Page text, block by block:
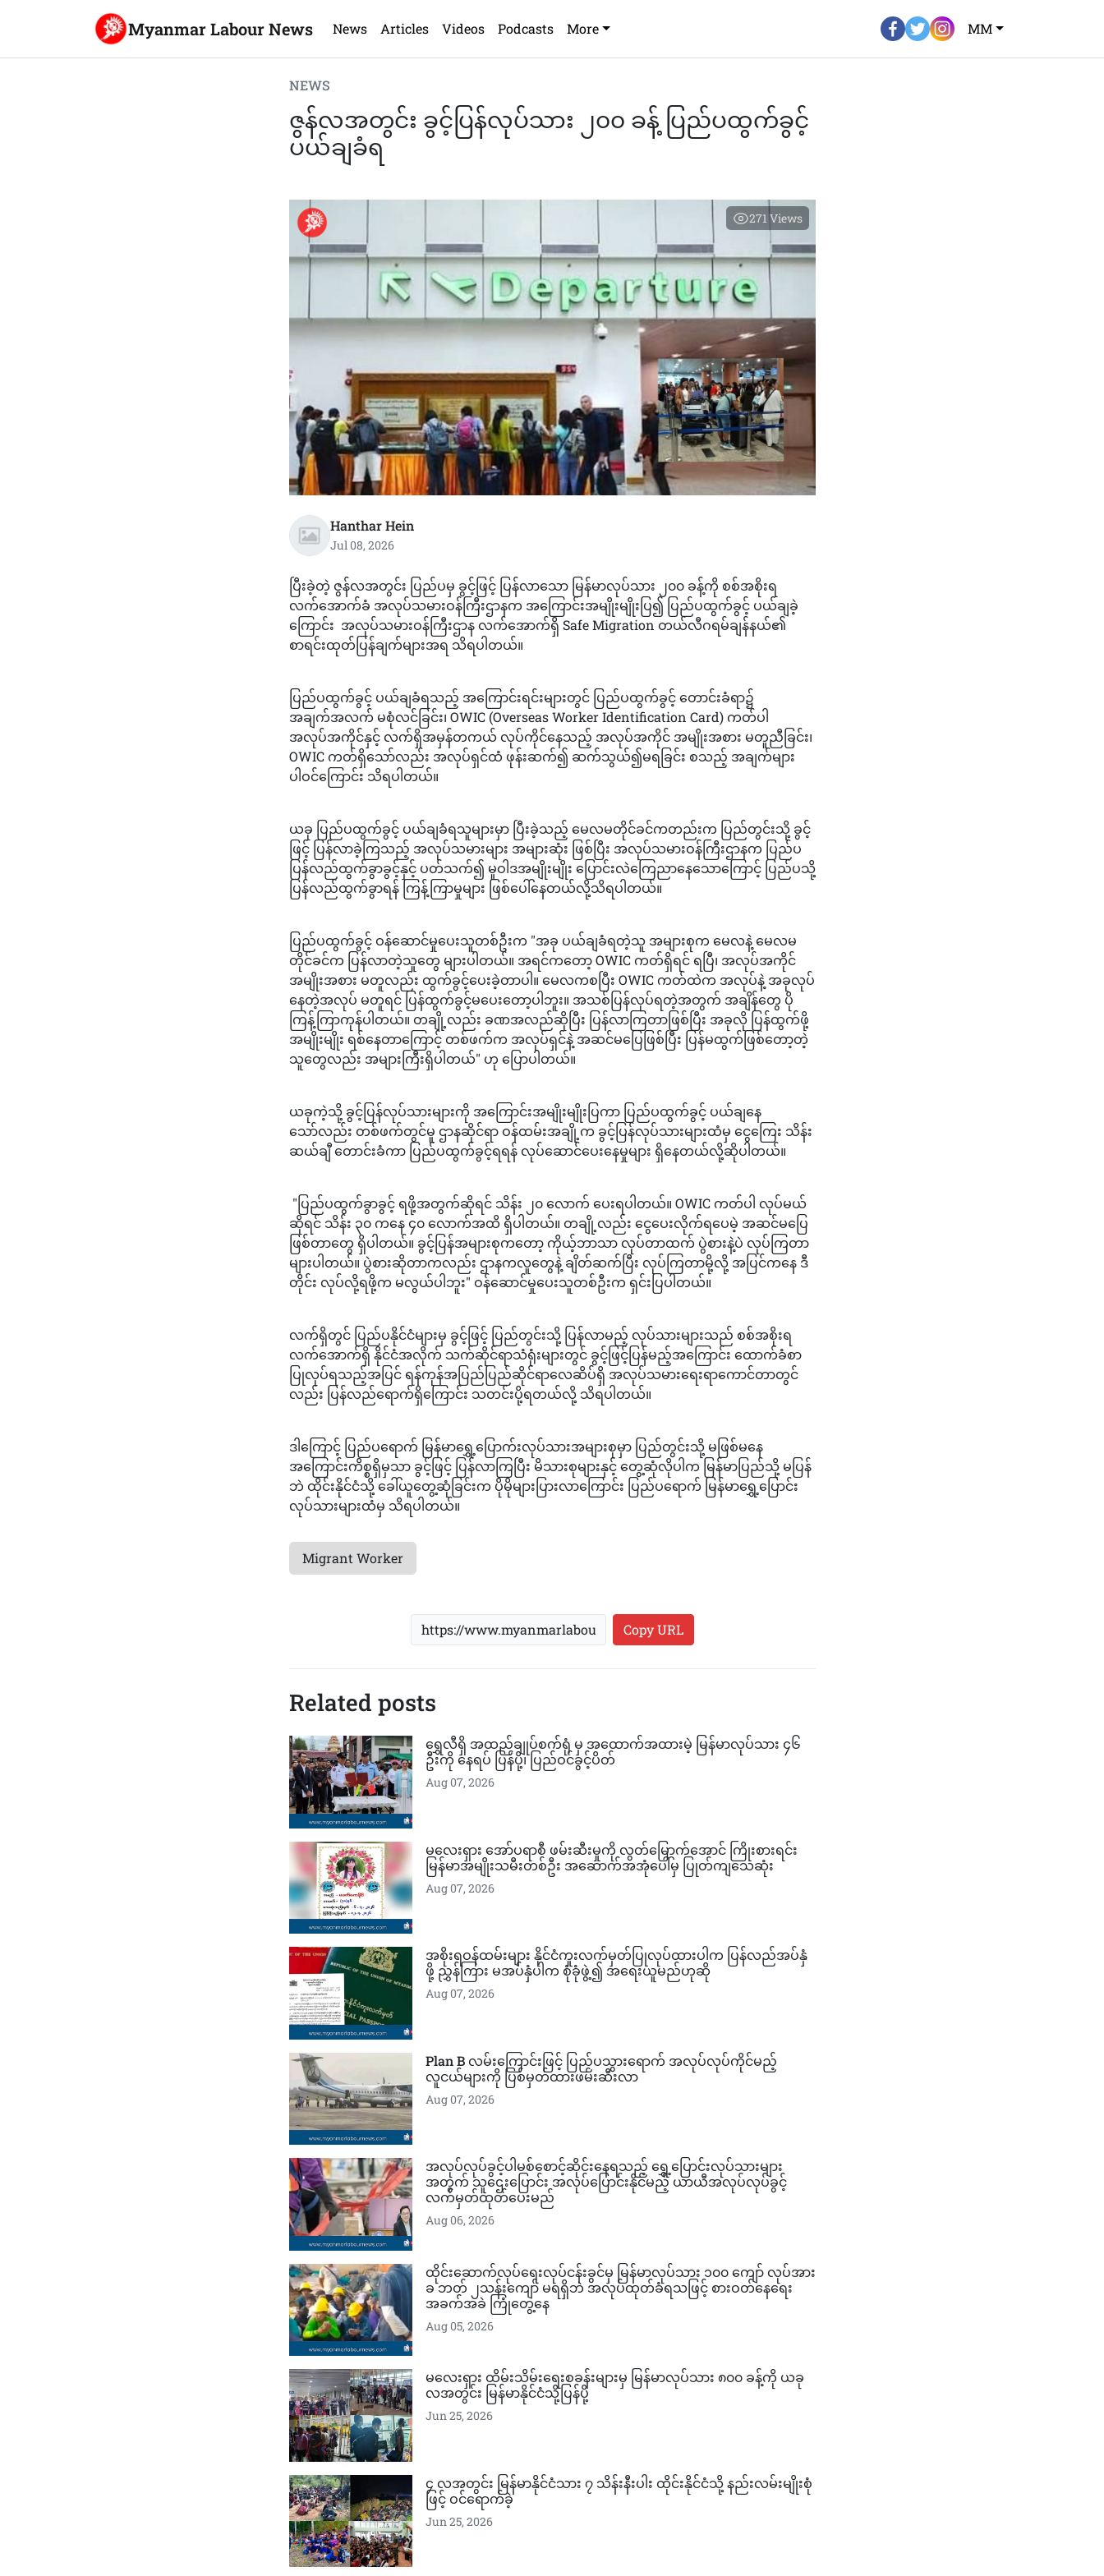
Myanmar Labour News News Articles Videos Podcasts More MM
NEWS
ဇွန်လအတွင်း ခွင့်ပြန်လုပ်သား ၂၀၀ ခန့် ပြည်ပထွက်ခွင့်
ပယ်ချခံရ
271Views
Hanthar Hein
Jul 08, 2026
​ပြီးခဲ့တဲ့ ဇွန်လအတွင်း ပြည်ပမှ ခွင့်ဖြင့် ပြန်လာသော မြန်မာလုပ်သား ၂၀၀ ခန့်ကို စစ်အစိုးရ
လက်အောက်ခံ အလုပ်သမားဝန်ကြီးဌာနက အကြောင်းအမျိုးမျိုးပြ၍ ပြည်ပထွက်ခွင့် ပယ်ချခဲ့
ကြောင်း အလုပ်သမားဝန်ကြီးဌာန လက်အောက်ရှိ Safe Migration တယ်လီဂရမ်ချန်နယ်၏
စာရင်းထုတ်ပြန်ချက်များအရ သိရပါတယ်။
​ပြည်ပထွက်ခွင့် ပယ်ချခံရသည့် အကြောင်းရင်းများတွင် ပြည်ပထွက်ခွင့် တောင်းခံရာ၌
အချက်အလက် မစုံလင်ခြင်း၊ OWIC (Overseas Worker Identification Card) ကတ်ပါ
အလုပ်အကိုင်နှင့် လက်ရှိအမှန်တကယ် လုပ်ကိုင်နေသည့် အလုပ်အကိုင် အမျိုးအစား မတူညီခြင်း၊
OWIC ကတ်ရှိသော်လည်း အလုပ်ရှင်ထံ ဖုန်းဆက်၍ ဆက်သွယ်၍မရခြင်း စသည့် အချက်များ
ပါဝင်ကြောင်း သိရပါတယ်။
​ယခု ပြည်ပထွက်ခွင့် ပယ်ချခံရသူများမှာ ပြီးခဲ့သည့် မေလမတိုင်ခင်ကတည်းက ပြည်တွင်းသို့ ခွင့်
ဖြင့် ပြန်လာခဲ့ကြသည့် အလုပ်သမားများ အများဆုံး ဖြစ်ပြီး အလုပ်သမားဝန်ကြီးဌာနက ပြည်ပ
ပြန်လည်ထွက်ခွာခွင့်နှင့် ပတ်သက်၍ မူဝါဒအမျိုးမျိုး ပြောင်းလဲကြေညာနေသောကြောင့် ပြည်ပသို့
ပြန်လည်ထွက်ခွာရန် ကြန့်ကြာမှုများ ဖြစ်ပေါ်နေတယ်လို့သိရပါတယ်။
​ပြည်ပထွက်ခွင့် ဝန်ဆောင်မှုပေးသူတစ်ဦးက "အခု ပယ်ချခံရတဲ့သူ အများစုက မေလနဲ့ မေလမ
တိုင်ခင်က ပြန်လာတဲ့သူတွေ များပါတယ်။ အရင်ကတော့ OWIC ကတ်ရှိရင် ရပြီ၊ အလုပ်အကိုင်
အမျိုးအစား မတူလည်း ထွက်ခွင့်ပေးခဲ့တာပါ။ မေလကစပြီး OWIC ကတ်ထဲက အလုပ်နဲ့ အခုလုပ်
နေတဲ့အလုပ် မတူရင် ပြန်ထွက်ခွင့်မပေးတော့ပါဘူး။ အသစ်ပြန်လုပ်ရတဲ့အတွက် အချိန်တွေ ပို
ကြန့်ကြာကုန်ပါတယ်။ တချို့လည်း ခဏအလည်ဆိုပြီး ပြန်လာကြတာဖြစ်ပြီး အခုလို ပြန်ထွက်ဖို့
အမျိုးမျိုး ရစ်နေတာကြောင့် တစ်ဖက်က အလုပ်ရှင်နဲ့ အဆင်မပြေဖြစ်ပြီး ပြန်မထွက်ဖြစ်တော့တဲ့
သူတွေလည်း အများကြီးရှိပါတယ်" ဟု ပြောပါတယ်။
​ယခုကဲ့သို့ ခွင့်ပြန်လုပ်သားများကို အကြောင်းအမျိုးမျိုးပြကာ ပြည်ပထွက်ခွင့် ပယ်ချနေ
သော်လည်း တစ်ဖက်တွင်မူ ဌာနဆိုင်ရာ ဝန်ထမ်းအချို့က ခွင့်ပြန်လုပ်သားများထံမှ ငွေကြေး သိန်း
ဆယ်ချီ တောင်းခံကာ ပြည်ပထွက်ခွင့်ရရန် လုပ်ဆောင်ပေးနေမှုများ ရှိနေတယ်လို့ဆိုပါတယ်။
​ "ပြည်ပထွက်ခွာခွင့် ရဖို့အတွက်ဆိုရင် သိန်း ၂၀ လောက် ပေးရပါတယ်။ OWIC ကတ်ပါ လုပ်မယ်
ဆိုရင် သိန်း ၃၀ ကနေ ၄၀ လောက်အထိ ရှိပါတယ်။ တချို့လည်း ငွေပေးလိုက်ရပေမဲ့ အဆင်မပြေ
ဖြစ်တာတွေ ရှိပါတယ်။ ခွင့်ပြန်အများစုကတော့ ကိုယ့်ဘာသာ လုပ်တာထက် ပွဲစားနဲ့ပဲ လုပ်ကြတာ
များပါတယ်။ ပွဲစားဆိုတာကလည်း ဌာနကလူတွေနဲ့ ချိတ်ဆက်ပြီး လုပ်ကြတာမို့လို့ အပြင်ကနေ ဒီ
တိုင်း လုပ်လို့ရဖို့က မလွယ်ပါဘူး" ဝန်ဆောင်မှုပေးသူတစ်ဦးက ရှင်းပြပါတယ်။
​လက်ရှိတွင် ပြည်ပနိုင်ငံများမှ ခွင့်ဖြင့် ပြည်တွင်းသို့ ပြန်လာမည့် လုပ်သားများသည် စစ်အစိုးရ
လက်အောက်ရှိ နိုင်ငံအလိုက် သက်ဆိုင်ရာသံရုံးများတွင် ခွင့်ဖြင့်ပြန်မည့်အကြောင်း ထောက်ခံစာ
ပြုလုပ်ရသည့်အပြင် ရန်ကုန်အပြည်ပြည်ဆိုင်ရာလေဆိပ်ရှိ အလုပ်သမားရေးရာကောင်တာတွင်
လည်း ပြန်လည်ရောက်ရှိကြောင်း သတင်းပို့ရတယ်လို့ သိရပါတယ်။
​ဒါကြောင့် ပြည်ပရောက် မြန်မာရွှေ့ပြောက်းလုပ်သားအများစုမှာ ပြည်တွင်းသို့ မဖြစ်မနေ
အကြောင်းကိစ္စရှိမှသာ ခွင့်ဖြင့် ပြန်လာကြပြီး မိသားစုများနှင့် တွေ့ဆုံလိုပါက မြန်မာပြည်သို့ မပြန်
ဘဲ ထိုင်းနိုင်ငံသို့ ခေါ်ယူတွေ့ဆုံခြင်းက ပိုမိုများပြားလာကြောင်း ပြည်ပရောက် မြန်မာရွှေ့ပြောင်း
လုပ်သားများထံမှ သိရပါတယ်။
Migrant Worker
Copy URL
Related posts
ရွှေလီရှိ အထည်ချုပ်စက်ရုံ မှ အထောက်အထားမဲ့ မြန်မာလုပ်သား ၄၆
ဦးကို နေရပ် ပြန်ပို့၊ ပြည်ဝင်ခွင့်ပိတ်
Aug 07, 2026
မလေးရှား အော်ပရာစီ ဖမ်းဆီးမှုကို လွတ်မြောက်​အောင် ကြိုးစားရင်း
မြန်မာအမျိုးသမီးတစ်ဦး အဆောက်အအုံပေါ်မှ ပြုတ်ကျသေဆုံး
Aug 07, 2026
အစိုးရဝန်ထမ်းများ နိုင်ငံကူးလက်မှတ်ပြုလုပ်ထားပါက ပြန်လည်အပ်နှံ
ဖို့ ညွှန်ကြား မအပ်နှံပါက စုံခုံဖွဲ့၍ အရေးယူမည်ဟုဆို
Aug 07, 2026
Plan B လမ်းကြောင်းဖြင့် ပြည်ပသွား​ရောက် အလုပ်လုပ်ကိုင်မည့်
လူငယ်များကို ပြစ်မှတ်ထားဖမ်းဆီးလာ
Aug 07, 2026
အလုပ်လုပ်ခွင့်ပါမစ်စောင့်ဆိုင်းနေရသည့် ရွှေ့ပြောင်းလုပ်သားများ
အတွက် သူဌေးပြောင်း အလုပ်ပြောင်းနိုင်မည့် ယာယီအလုပ်လုပ်ခွင့်
လက်မှတ်ထုတ်ပေးမည်
Aug 06, 2026
ထိုင်းဆောက်လုပ်ရေးလုပ်ငန်းခွင်မှ မြန်မာလုပ်သား ၁၀၀ ကျော် လုပ်အား
ခ ဘတ် ၂သန်းကျော် မရရှိဘဲ အလုပ်ထုတ်ခံရသဖြင့် စားဝတ်နေရေး
အခက်အခဲ ကြုံတွေ့နေ
Aug 05, 2026
မလေးရှား ထိမ်းသိမ်းရေးစခန်းများမှ မြန်မာလုပ်သား ၈၀၀ ခန့်ကို ယခု
လအတွင်း မြန်မာနိုင်ငံသို့ပြန်ပို့
Jun 25, 2026
၄ လအတွင်း မြန်မာနိုင်ငံသား ၇ သိန်းနီးပါး ထိုင်းနိုင်ငံသို့ နည်းလမ်းမျိုးစုံ
ဖြင့် ဝင်ရောက်ခဲ့
Jun 25, 2026